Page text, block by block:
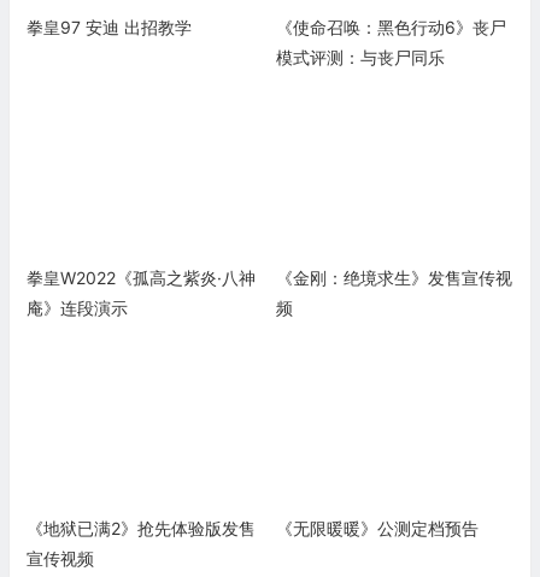
拳皇97 安迪 出招教学
《使命召唤：黑色行动6》丧尸
模式评测：与丧尸同乐
拳皇W2022《孤高之紫炎·八神
庵》连段演示
《金刚：绝境求生》发售宣传视
频
《地狱已满2》抢先体验版发售
宣传视频
《无限暖暖》公测定档预告